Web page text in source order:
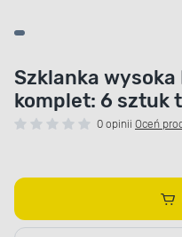
Szklanka wysoka
komplet: 6 sztuk
0 opinii Oceń